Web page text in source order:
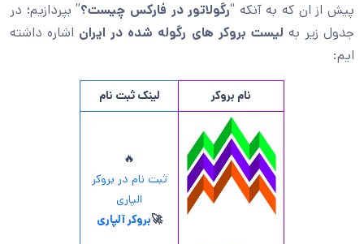
پیش از ان که به آنکه “رگولاتور در فارکس چیست؟” بپردازیم؛ در
جدول زیر به لیست بروکر های رگوله شده در ایران اشاره داشته
ایم:
نام بروکر لینک ثبت نام
🔥
ثبت نام در بروکر
الپاری
🚀بروکر آلپاری